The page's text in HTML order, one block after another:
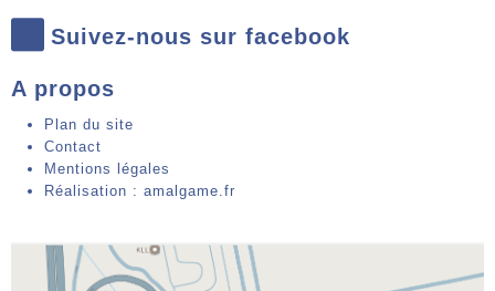
Suivez-nous sur facebook
A propos
Plan du site
Contact
Mentions légales
Réalisation : amalgame.fr